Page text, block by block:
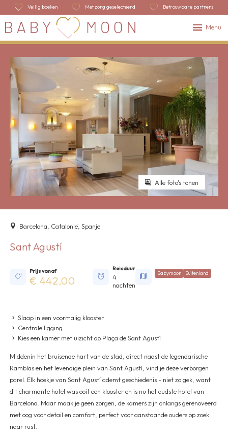
Veilig boeken Met zorg geselecteerd Betrouwbare partners
Menu
Alle foto's tonen
Barcelona, Catalonië, Spanje
Sant Agustí
Prijs vanaf
€ 442,00
Reisduur
4
nachten
Babymoon Buitenland
Slaap in een voormalig klooster
Centrale ligging
Kies een kamer met uizicht op Plaça de Sant Agustí
Middenin het bruisende hart van de stad, direct naast de legendarische
Ramblas en het levendige plein van Sant Agustí, vind je deze verborgen
parel. Elk hoekje van Sant Agustí ademt geschiedenis - niet zo gek, want
dit charmante hotel was ooit een klooster en is nu het oudste hotel van
Barcelona. Maar maak je geen zorgen, de kamers zijn onlangs gerenoveerd
met oog voor detail en comfort, perfect voor aanstaande ouders op zoek
naar rust.